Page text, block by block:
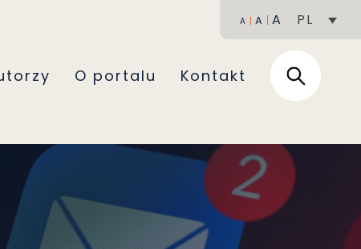
A A A PL
O portalu Kontakt